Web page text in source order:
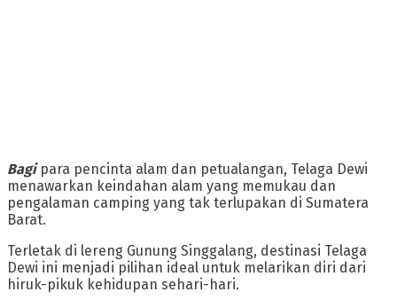
Bagipara pencinta alam dan petualangan, Telaga Dewi
menawarkan keindahan alam yang memukau dan
pengalaman camping yang tak terlupakan di Sumatera
Barat.
‎Terletak di lereng Gunung Singgalang, destinasi Telaga
Dewi ini menjadi pilihan ideal untuk melarikan diri dari
hiruk-pikuk kehidupan sehari-hari.